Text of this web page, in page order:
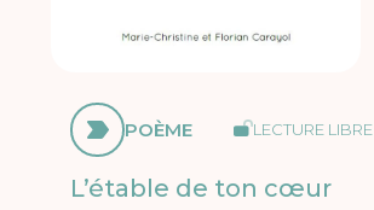
POÈME LECTURE LIBRE
L’étable de ton cœur